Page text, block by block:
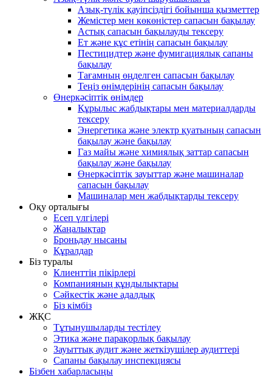
Азық-түлік қауіпсіздігі бойынша қызметтер
Жемістер мен көкөністер сапасын бақылау
Астық сапасын бақылауды тексеру
Ет және құс етінің сапасын бақылау
Пестицидтер және фумигациялық сапаны
бақылау
Тағамның өңделген сапасын бақылау
Теңіз өнімдерінің сапасын бақылау
Өнеркәсіптік өнімдер
Құрылыс жабдықтары мен материалдарды
тексеру
Энергетика және электр қуатының сапасын
бақылау және бақылау
Газ майы және химиялық заттар сапасын
бақылау және бақылау
Өнеркәсіптік зауыттар және машиналар
сапасын бақылау
Машиналар мен жабдықтарды тексеру
Оқу орталығы
Есеп үлгілері
Жаңалықтар
Броньдау нысаны
Құралдар
Біз туралы
Клиенттің пікірлері
Компанияның құндылықтары
Сәйкестік және адалдық
Біз кімбіз
ЖҚС
Тұтынушыларды тестілеу
Этика және парақорлық бақылау
Зауыттық аудит және жеткізушілер аудиттері
Сапаны бақылау инспекциясы
Бізбен хабарласыңы